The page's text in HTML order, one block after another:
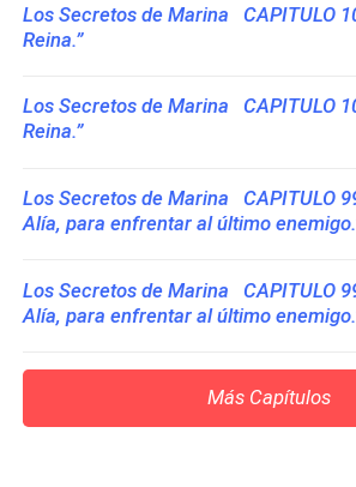
Los Secretos de Marina CAPITULO
Reina.”
Los Secretos de Marina CAPITULO
Reina.”
Los Secretos de Marina CAPITULO
Alía, para enfrentar al último
Los Secretos de Marina CAPITULO
Alía, para enfrentar al último
Más Capítulos